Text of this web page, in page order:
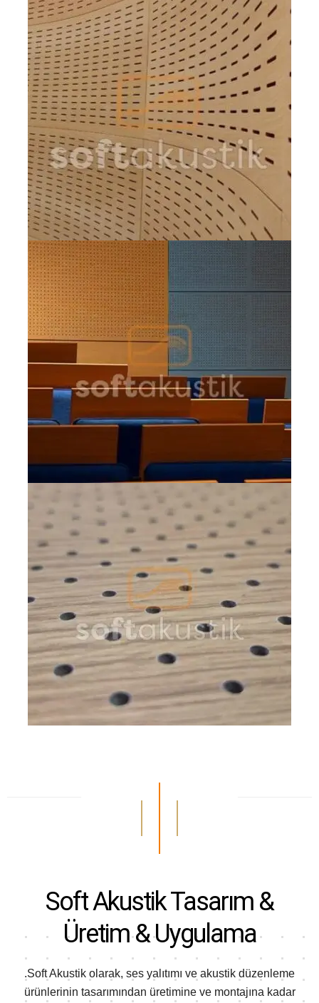
Soft AkustikTasarım &
Üretim & Uygulama
.Soft Akustik olarak, ses yalıtımı ve akustik düzenleme
ürünlerinin tasarımından üretimine ve montajına kadar